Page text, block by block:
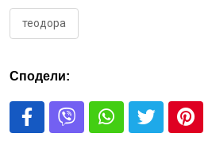
теодора
Сподели: